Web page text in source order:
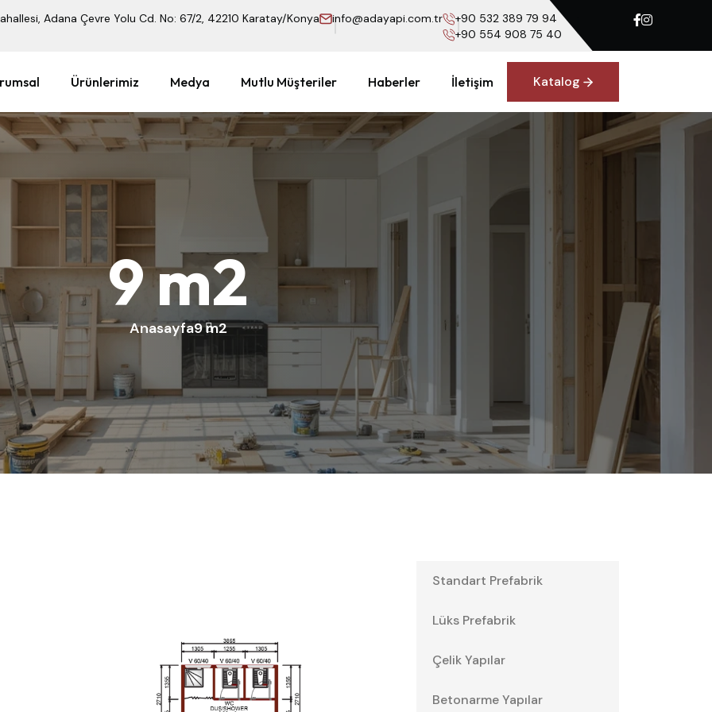
Adana Çevre Yolu Cd. No: 67/2, 42210 Karatay/Konya info@adayapi.com.tr
+90 532 389 79 94
+90 554 908 75 40
Ürünlerimiz Medya Mutlu Müşteriler Haberler İletişim
Katalog
Katalog
9 m2
Anasayfa9 m2
Standart Prefabrik
Lüks Prefabrik
Çelik Yapılar
Betonarme Yapılar